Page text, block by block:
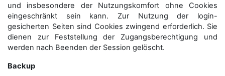
und insbesondere der Nutzungskomfort ohne Cookies
eingeschränkt sein kann. Zur Nutzung der login-
gesicherten Seiten sind Cookies zwingend erforderlich. Sie
dienen zur Feststellung der Zugangs­berechtigung und
werden nach Beenden der Session gelöscht.
Backup